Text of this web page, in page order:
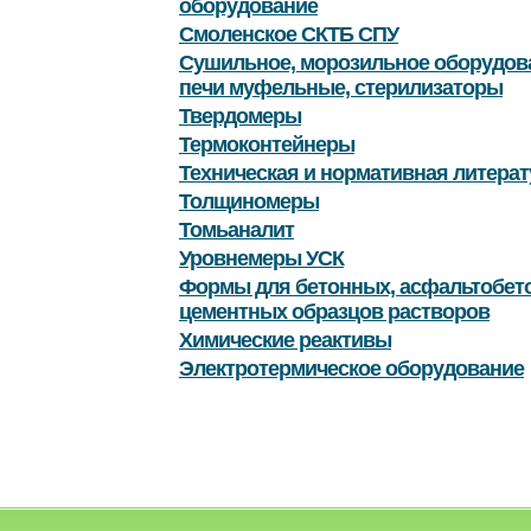
оборудование
Смоленское СКТБ СПУ
Сушильное, морозильное
печи муфельные, стерилизаторы
Твердомеры
Термоконтейнеры
Техническая и нормативная
Толщиномеры
Томьаналит
Уровнемеры УСК
Формы для бетонных,
цементных образцов растворов
Химические реактивы
Электротермическое оборудование